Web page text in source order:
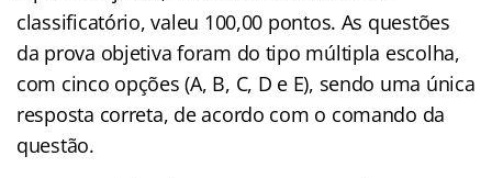
classificatório, valeu 100,00 pontos. As questões
da prova objetiva foram do tipo múltipla escolha,
com cinco opções (A, B, C, D e E), sendo uma única
resposta correta, de acordo com o comando da
questão.